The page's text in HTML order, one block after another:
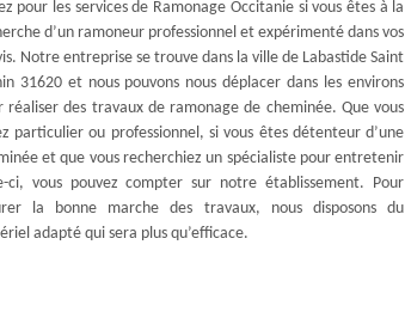
pour les services de Ramonage Occitanie si vous êtes à la
d’un ramoneur professionnel et expérimenté dans vos
Notre entreprise se trouve dans la ville de Labastide Saint
31620 et nous pouvons nous déplacer dans les environs
réaliser des travaux de ramonage de cheminée. Que vous
particulier ou professionnel, si vous êtes détenteur d’une
et que vous recherchiez un spécialiste pour entretenir
ci, vous pouvez compter sur notre établissement. Pour
la bonne marche des travaux, nous disposons du
adapté qui sera plus qu’efficace.